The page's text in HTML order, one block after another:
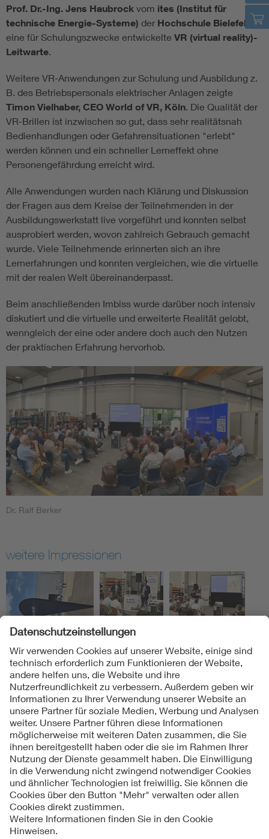
Prof. Dr.-Ing. Jens Haubrock vom ites (Institut für
technische Energie-Systeme) der Hochschule Bielefeld
eine für Schulungszwecke entwickelte VR (virtual reality)-
Leitwarte.
Weitere VR-Anwendungen zur Schulung und Ausbildung z.
B. des Betriebspersonals elektrischer Anlagen zeigte
Timon Vielhaber, CEO World of VR, Köln. Die Qualität der
VR-Brillen ist inzwischen so gut, dass sehr realitätsnah
Bedienhandlungen oder Gefahrensituationen "erlebt"
werden können und ein schneller Lerneffekt ohne
Personengefährdung erreicht wird.
Alle Anwendungen wurden nach Klärung und Diskussion
der Fragen aus dem Kreise der Teilnehmenden in der
Ausbildungswerkstatt live vorgeführt und konnten selbst
ausprobiert werden, wovon zahlreich Gebrauch gemacht
wurde. Viele Teilnehmende erinnerten sich an ihre
Lernerfahrungen und konnten vergleichen, wie die virtuelle
mit der realen Welt übereinanderpasst.
Beim anschließenden Imbiss wurde darüber noch intensiv
diskutiert und die virtuelle und erweiterte Realität gelobt,
wenngleich der eine oder andere doch auch den Nutzen
der praktischen Erfahrung hervorhob.
Dr. Ralf Berker
weitere Impressionen
Folgen Sie uns